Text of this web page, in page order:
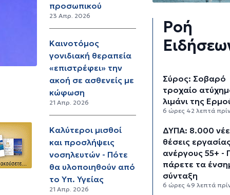
προσωπικού
23 Απρ. 2026
Καινοτόμος
γονιδιακή θεραπεία
«επιστρέφει» την
ακοή σε ασθενείς με
κώφωση
21 Απρ. 2026
Καλύτεροι μισθοί
και προσλήψεις
νοσηλευτών - Πότε
θα υλοποιηθούν από
το Υπ. Υγείας
21 Απρ. 2026
Ροή
Σύρος: Σοβαρό
τροχαίο
λιμάνι της
6 ώρες 42 λεπτά
ΔΥΠΑ: 8.000
θέσεις
ανέργους 55+ -
πάρετε τα
σύνταξη
6 ώρες 49 λεπτά